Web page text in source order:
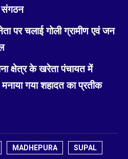
संगठन
पर चलाई गोली ग्रामीण एवं जन
क्षेत्र के खरेता पंचायत में
मनाया गया शहादत का प्रतीक
MADHEPURA SUPAL